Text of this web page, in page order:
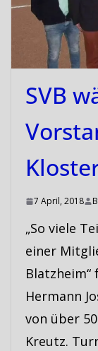
SVB
7 April, 2018
„So viele
einer
Hermann
von über
Kreutz.